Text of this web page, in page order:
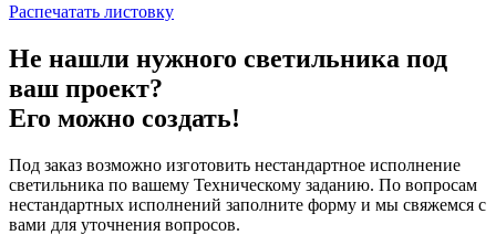
Распечатать листовку
Не нашли нужного светильника под
ваш проект?
Его можно создать!
Под заказ возможно изготовить нестандартное исполнение
светильника по вашему Техническому заданию. По вопросам
нестандартных исполнений заполните форму и мы свяжемся с
вами для уточнения вопросов.